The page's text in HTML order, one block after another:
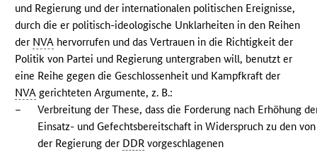
und Regierung und der internationalen politischen Ereignisse,
durch die er politisch-ideologische Unklarheiten in den Reihen
der NVA hervorrufen und das Vertrauen in die Richtigkeit der
Politik von Partei und Regierung untergraben will, benutzt er
eine Reihe gegen die Geschlossenheit und Kampfkraft der
NVA gerichteten Argumente, z. B.:
–
Verbreitung der These, dass die Forderung nach Erhöhung
Einsatz- und Gefechtsbereitschaft in Widerspruch zu den von
der Regierung der DDR vorgeschlagenen